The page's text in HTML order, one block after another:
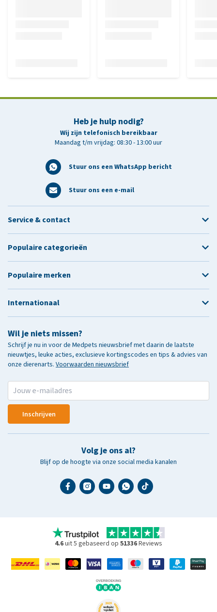
Heb je hulp nodig?
Wij zijn telefonisch bereikbaar
Maandag t/m vrijdag: 08:30 - 13:00 uur
Stuur ons een WhatsApp bericht
Stuur ons een e-mail
Wil je niets missen?
Schrijf je nu in voor de Medpets nieuwsbrief met daarin de laatste
nieuwtjes, leuke acties, exclusieve kortingscodes en tips & advies van
onze dierenarts. Voorwaarden nieuwsbrief
Inschrijven
Volg je ons al?
Blijf op de hoogte via onze social media kanalen
Service & contact
Populaire categorieën
Populaire merken
Internationaal
4.6uit 5 gebaseerd op 51336Reviews